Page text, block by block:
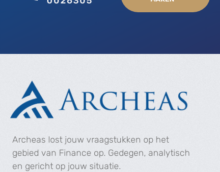
Archeas lost jouw vraagstukken op het
gebied van Finance op. Gedegen, analytisch
en gericht op jouw situatie.